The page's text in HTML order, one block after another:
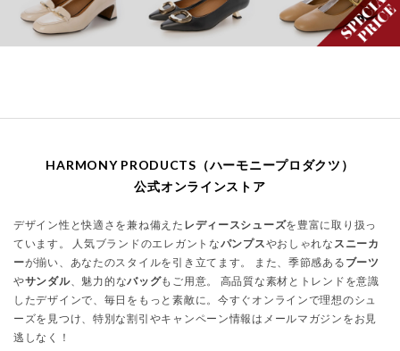
HARMONY PRODUCTS（ハーモニープロダクツ）
公式オンラインストア
デザイン性と快適さを兼ね備えた レディースシューズを豊富に取り扱っ
ています。 人気ブランドのエレガントなパンプスやおしゃれな スニーカ
ーが揃い、あなたのスタイルを引き立てます。 また、季節感ある ブーツ
やサンダル、魅力的なバッグもご用意。 高品質な素材とトレンドを意識
したデザインで、毎日をもっと素敵に。今すぐオンラインで理想のシュ
ーズを見つけ、特別な割引やキャンペーン情報はメールマガジンをお見
逃しなく！